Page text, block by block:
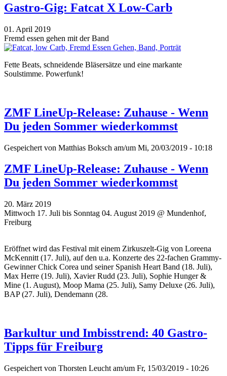
Gastro-Gig: Fatcat X Low-Carb
01. April 2019
Fremd essen gehen mit der Band
Fette Beats, schneidende Bläsersätze und eine markante
Soulstimme. Powerfunk!
ZMF LineUp-Release: Zuhause - Wenn
Du jeden Sommer wiederkommst
Gespeichert von Matthias Boksch am/um Mi, 20/03/2019 - 10:18
ZMF LineUp-Release: Zuhause - Wenn
Du jeden Sommer wiederkommst
20. März 2019
Mittwoch 17. Juli bis Sonntag 04. August 2019 @ Mundenhof,
Freiburg
Eröffnet wird das Festival mit einem Zirkuszelt-Gig von Loreena
McKennitt (17. Juli), auf den u.a. Konzerte des 22-fachen Grammy-
Gewinner Chick Corea und seiner Spanish Heart Band (18. Juli),
Max Herre (19. Juli), Xavier Rudd (23. Juli), Sophie Hunger &
Mine (1. August), Moop Mama (25. Juli), Samy Deluxe (26. Juli),
BAP (27. Juli), Dendemann (28.
Barkultur und Imbisstrend: 40 Gastro-
Tipps für Freiburg
Gespeichert von Thorsten Leucht am/um Fr, 15/03/2019 - 10:26